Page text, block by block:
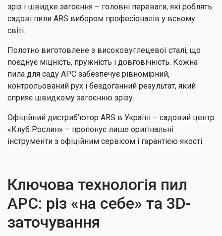
зріз і швидке загоєння – головні переваги, які роблять
садові пили ARS вибором професіоналів у всьому
світі.
Полотно виготовлене з високовуглецевої сталі, що
поєднує міцність, пружність і довговічність. Кожна
пила для саду АРС забезпечує рівномірний,
контрольований рух і бездоганний результат, який
сприяє швидкому загоєнню зрізу.
Офіційний дистриб’ютор ARS в Україні – садовий центр
«Клуб Рослин» – пропонує лише оригінальні
інструменти з офіційним сервісом і гарантією якості.
Ключова технологія пил
АРС: різ «на себе» та 3D-
заточування